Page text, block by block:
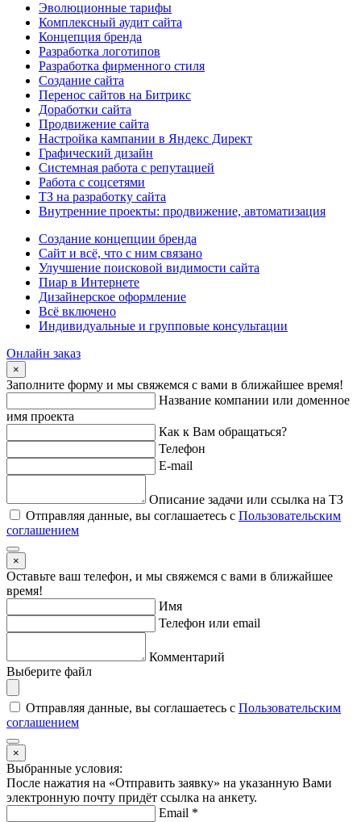
Эволюционные тарифы
Комплексный аудит сайта
Концепция бренда
Разработка логотипов
Разработка фирменного стиля
Создание сайта
Перенос сайтов на Битрикс
Доработки сайта
Продвижение сайта
Настройка кампании в Яндекс Директ
Графический дизайн
Системная работа с репутацией
Работа с соцсетями
ТЗ на разработку сайта
Внутренние проекты: продвижение, автоматизация
Создание концепции бренда
Сайт и всё, что с ним связано
Улучшение поисковой видимости сайта
Пиар в Интернете
Дизайнерское оформление
Всё включено
Индивидуальные и групповые консультации
Онлайн заказ
×
Заполните форму и мы свяжемся с вами в ближайшее время!
Название компании или доменное
имя проекта
Как к Вам обращаться?
Телефон
E-mail
Описание задачи или ссылка на ТЗ
Отправляя данные, вы соглашаетесь с Пользовательским
соглашением
×
Оставьте ваш телефон, и мы свяжемся с вами в ближайшее
время!
Имя
Телефон или email
Комментарий
Выберите файл
Отправляя данные, вы соглашаетесь с Пользовательским
соглашением
×
Выбранные условия:
После нажатия на «Отправить заявку» на указанную Вами
электронную почту придёт ссылка на анкету.
Email *